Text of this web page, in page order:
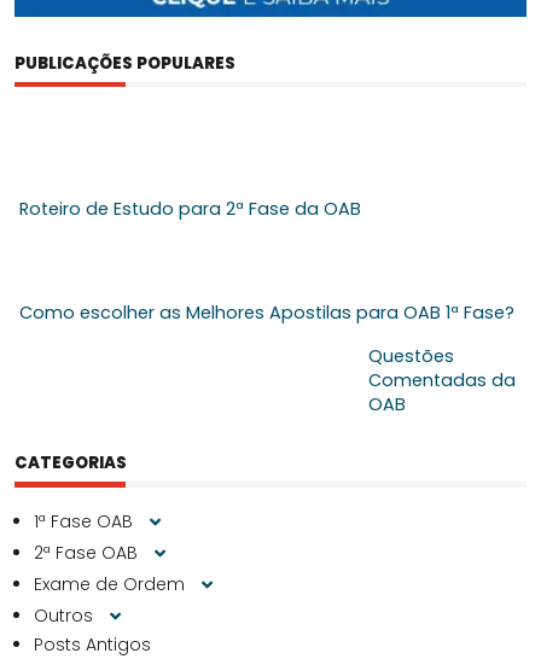
PUBLICAÇÕES POPULARES
Roteiro de Estudo para 2ª Fase da OAB
Como escolher as Melhores Apostilas para OAB 1ª Fase?
Questões
Comentadas da
OAB
CATEGORIAS
1ª Fase OAB
2ª Fase OAB
Exame de Ordem
Outros
Posts Antigos